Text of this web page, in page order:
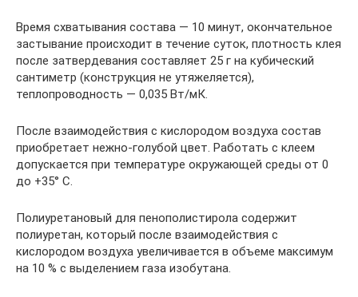
Время схватывания состава — 10 минут, окончательное
застывание происходит в течение суток, плотность клея
после затвердевания составляет 25 г на кубический
сантиметр (конструкция не утяжеляется),
теплопроводность — 0,035 Вт/мК.
После взаимодействия с кислородом воздуха состав
приобретает нежно-голубой цвет. Работать с клеем
допускается при температуре окружающей среды от 0
до +35° С.
Полиуретановый для пенополистирола содержит
полиуретан, который после взаимодействия с
кислородом воздуха увеличивается в объеме максимум
на 10 % с выделением газа изобутана.